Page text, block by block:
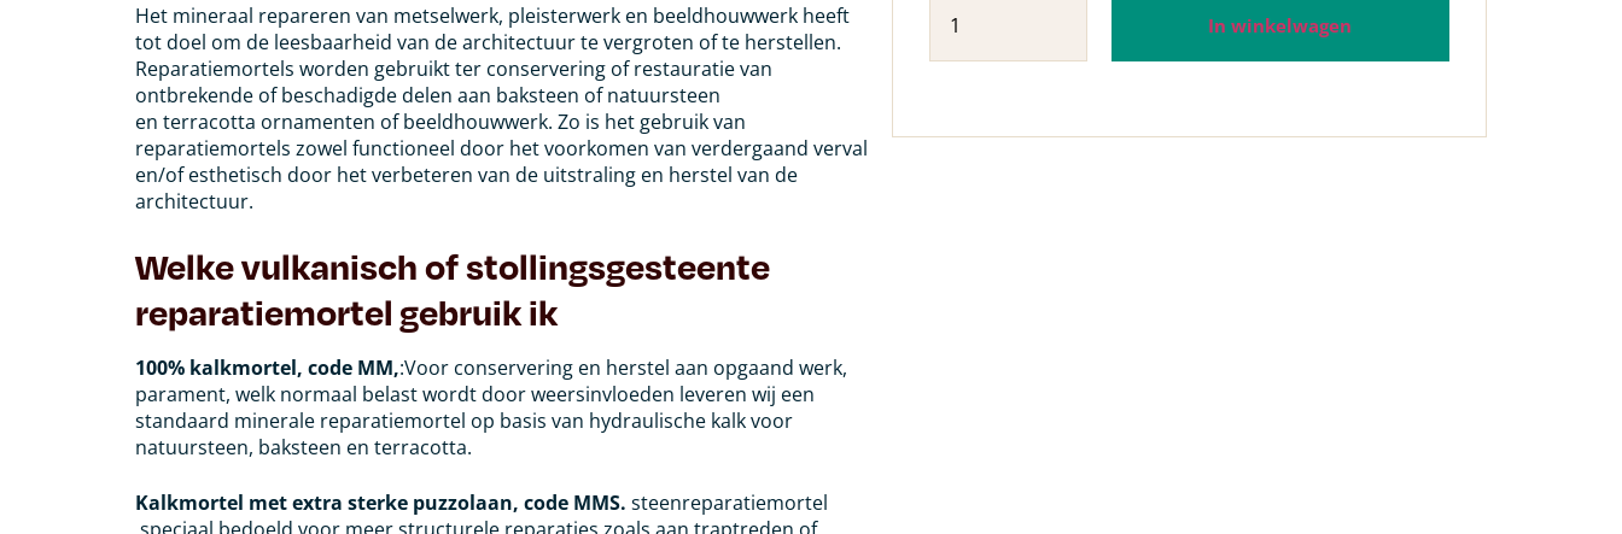
Het mineraal repareren van metselwerk, pleisterwerk en beeldhouwwerk heeft
tot doel om de leesbaarheid van de architectuur te vergroten of te herstellen.
Reparatiemortels worden gebruikt ter conservering of restauratie van
ontbrekende of beschadigde delen aan baksteen of natuursteen
en terracotta ornamenten of beeldhouwwerk. Zo is het gebruik van
reparatiemortels zowel functioneel door het voorkomen van verdergaand verval
en/of esthetisch door het verbeteren van de uitstraling en herstel van de
architectuur.
Welke vulkanisch of stollingsgesteente
reparatiemortel gebruik ik
100% kalkmortel, code MM,:Voor conservering en herstel aan opgaand werk,
parament, welk normaal belast wordt door weersinvloeden leveren wij een
standaard minerale reparatiemortel op basis van hydraulische kalk voor
natuursteen, baksteen en terracotta.
Kalkmortel met extra sterke puzzolaan, code MMS. steenreparatiemortel
In winkelwagen